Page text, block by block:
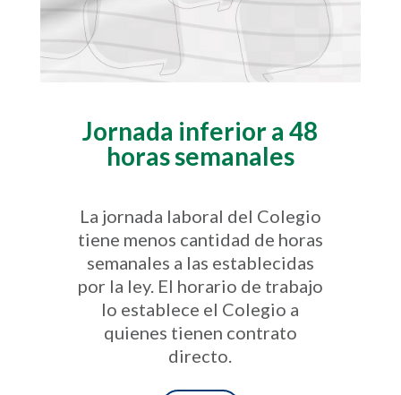
Jornada inferior a 48
horas semanales
La jornada laboral del Colegio
tiene menos cantidad de horas
semanales a las establecidas
por la ley. El horario de trabajo
lo establece el Colegio a
quienes tienen contrato
directo.